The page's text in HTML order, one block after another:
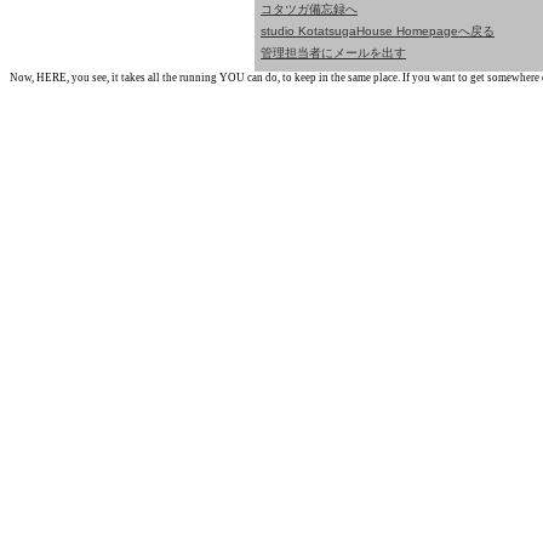
コタツガ備忘録へ
studio KotatsugaHouse Homepageへ戻る
管理担当者にメールを出す
Now, HERE, you see, it takes all the running YOU can do, to keep in the same place. If you want to get